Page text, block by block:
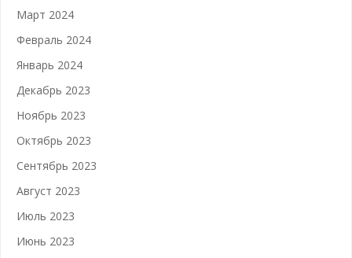
Март 2024
Февраль 2024
Январь 2024
Декабрь 2023
Ноябрь 2023
Октябрь 2023
Сентябрь 2023
Август 2023
Июль 2023
Июнь 2023